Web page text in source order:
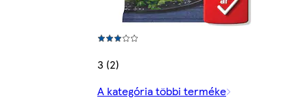
3 (2)
A kategória többi terméke